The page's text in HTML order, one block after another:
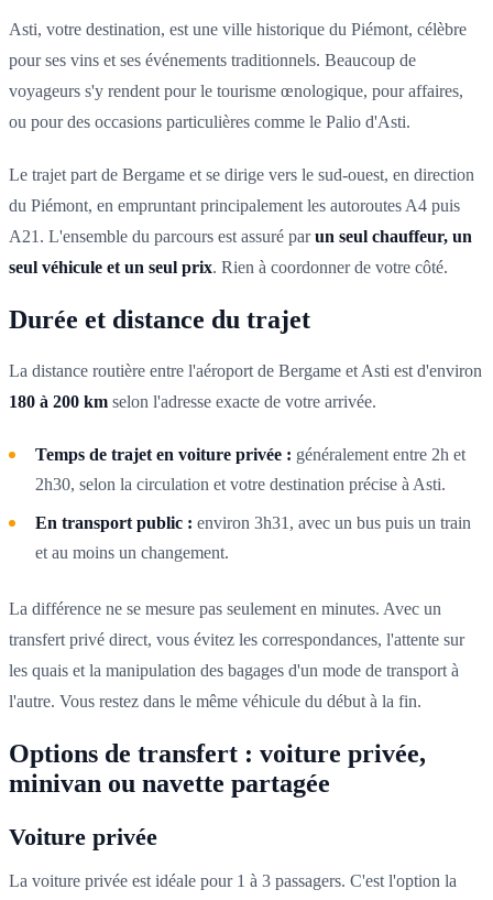
Asti, votre destination, est une ville historique du Piémont, célèbre
pour ses vins et ses événements traditionnels. Beaucoup de
voyageurs s'y rendent pour le tourisme œnologique, pour affaires,
ou pour des occasions particulières comme le Palio d'Asti.
Le trajet part de Bergame et se dirige vers le sud-ouest, en direction
du Piémont, en empruntant principalement les autoroutes A4 puis
A21. L'ensemble du parcours est assuré parun seul chauffeur, un
seul véhicule et un seul prix. Rien à coordonner de votre côté.
Durée et distance du trajet
La distance routière entre l'aéroport de Bergame et Asti est d'environ
180 à 200 km selon l'adresse exacte de votre arrivée.
Temps de trajet en voiture privée : généralement entre 2h et
2h30, selon la circulation et votre destination précise à Asti.
En transport public : environ 3h31, avec un bus puis un train
et au moins un changement.
La différence ne se mesure pas seulement en minutes. Avec un
transfert privé direct, vous évitez les correspondances, l'attente sur
les quais et la manipulation des bagages d'un mode de transport à
l'autre. Vous restez dans le même véhicule du début à la fin.
Options de transfert : voiture privée,
minivan ou navette partagée
Voiture privée
La voiture privée est idéale pour 1 à 3 passagers. C'est l'option la